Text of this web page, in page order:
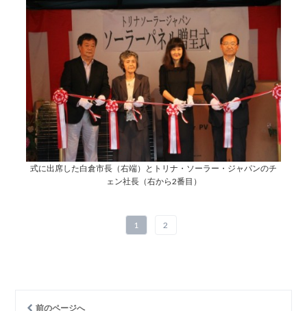
式に出席した白倉市長（右端）とトリナ・ソーラー・ジャパンのチ
ェン社長（右から2番目）
1 2
前のページへ